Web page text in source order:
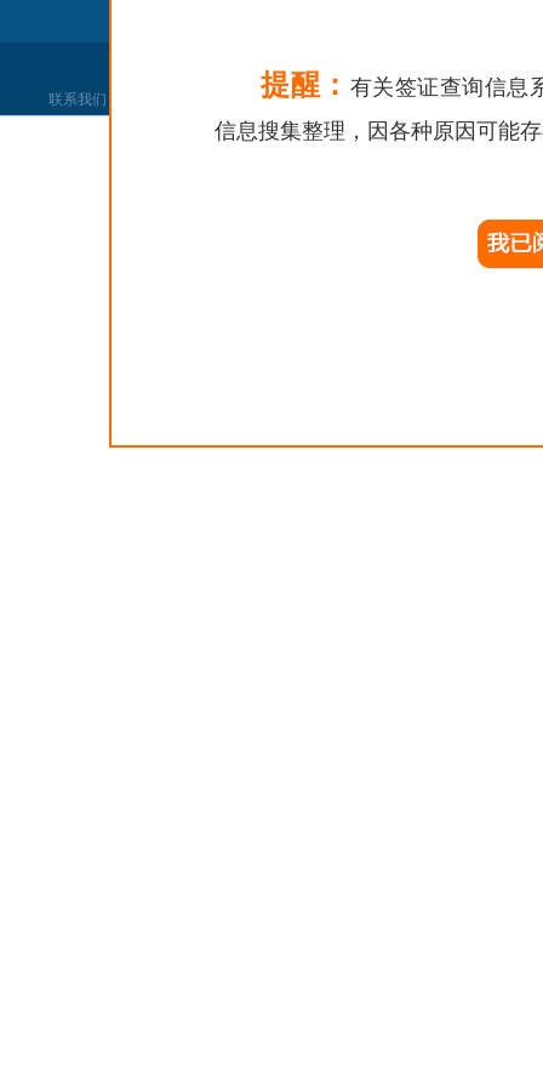
联系我们 党政机关
提醒： 有关签证查询信息
信息搜集整理，因各种原因可能